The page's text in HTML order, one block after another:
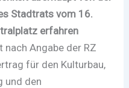
Stadtrats vom 16.
erfahren
nach Angabe der RZ
für den Kulturbau,
und den